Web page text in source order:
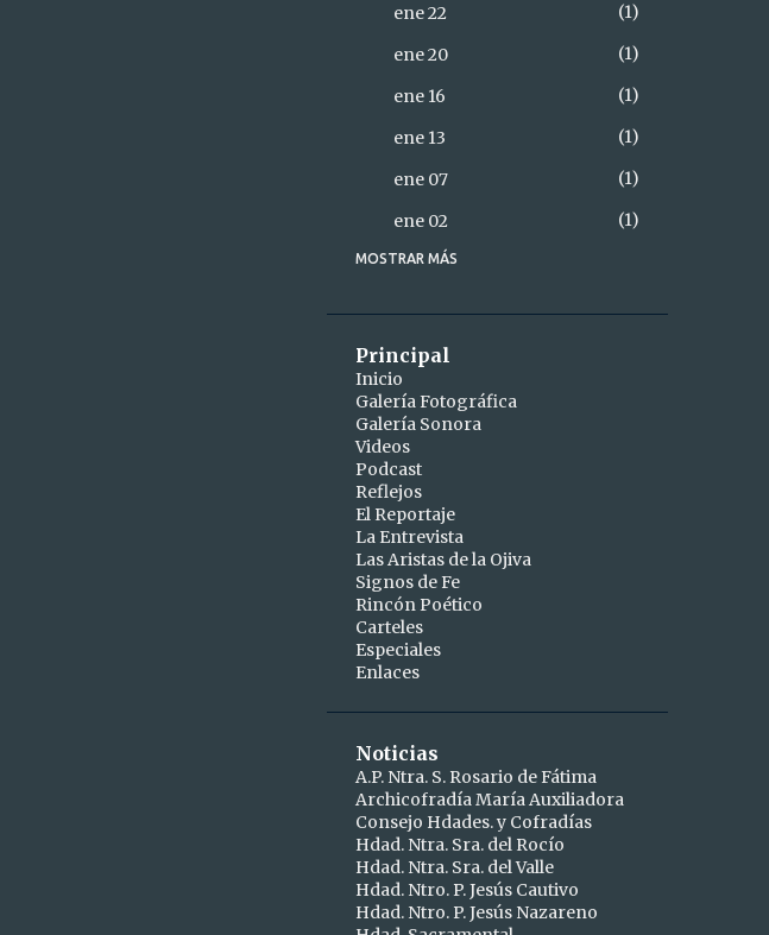
ene 22
1
ene 20
1
ene 16
1
ene 13
1
ene 07
1
ene 02
1
2021
dic 28
dic 26
abril
abr 15
abr 10
marzo
mar 25
mar 24
mar 19
mar 16
1
mar 11
mar 09
mar 06
mar 04
febrero
MOSTRAR MÁS
Principal
Inicio
Galería Fotográfica
Galería Sonora
Videos
Podcast
Reflejos
El Reportaje
La Entrevista
Las Aristas de la Ojiva
Signos de Fe
Rincón Poético
Carteles
Especiales
Enlaces
Noticias
A.P. Ntra. S. Rosario de Fátima
Archicofradía María Auxiliadora
Consejo Hdades. y Cofradías
Hdad. Ntra. Sra. del Rocío
Hdad. Ntra. Sra. del Valle
Hdad. Ntro. P. Jesús Cautivo
Hdad. Ntro. P. Jesús Nazareno